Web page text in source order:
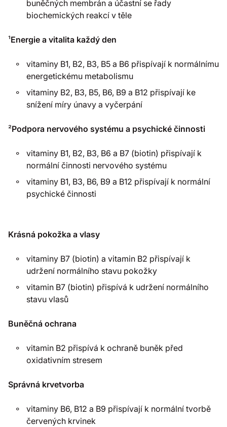
buněčných membrán a účastní se řady
biochemických reakcí v těle
¹Energie a vitalita každý den
vitaminy B1, B2, B3, B5 a B6 přispívají k normálnímu
energetickému metabolismu
vitaminy B2, B3, B5, B6, B9 a B12 přispívají ke
snížení míry únavy a vyčerpání
²Podpora nervového systému a psychické činnosti
vitaminy B1, B2, B3, B6 a B7 (biotin) přispívají k
normální činnosti nervového systému
vitaminy B1, B3, B6, B9 a B12 přispívají k normální
psychické činnosti
Krásná pokožka a vlasy
vitaminy B7 (biotin) a vitamin B2 přispívají k
udržení normálního stavu pokožky
vitamin B7 (biotin) přispívá k udržení normálního
stavu vlasů
Buněčná ochrana
vitamin B2 přispívá k ochraně buněk před
oxidativním stresem
Správná krvetvorba
vitaminy B6, B12 a B9 přispívají k normální tvorbě
červených krvinek